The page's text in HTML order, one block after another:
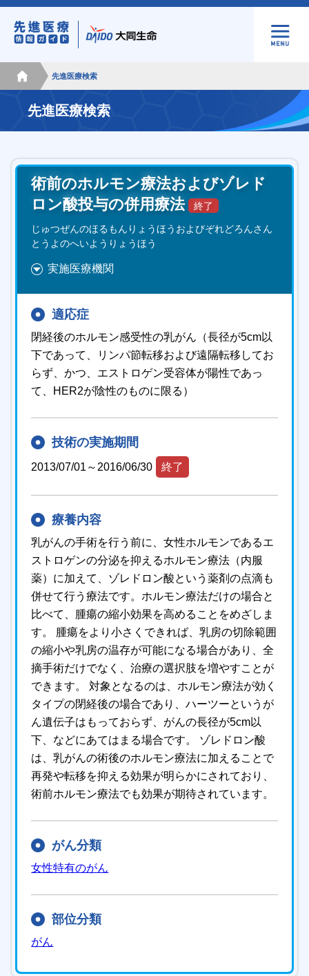
先進医療検索
先進医療検索
術前のホルモン療法およびゾレド
ロン酸投与の併用療法
じゅつぜんのほるもんりょうほうおよびぞれどろんさん
とうよのへいようりょうほう
実施医療機関
適応症
閉経後のホルモン感受性の乳がん（長径が5cm以
下であって、リンパ節転移および遠隔転移してお
らず、かつ、エストロゲン受容体が陽性であっ
て、HER2が陰性のものに限る）
技術の実施期間
2013/07/01～2016/06/30 終了
療養内容
乳がんの手術を行う前に、女性ホルモンであるエ
ストロゲンの分泌を抑えるホルモン療法（内服
薬）に加えて、ゾレドロン酸という薬剤の点滴も
併せて行う療法です。ホルモン療法だけの場合と
比べて、腫瘍の縮小効果を高めることをめざしま
す。 腫瘍をより小さくできれば、乳房の切除範囲
の縮小や乳房の温存が可能になる場合があり、全
摘手術だけでなく、治療の選択肢を増やすことが
できます。 対象となるのは、ホルモン療法が効く
タイプの閉経後の場合であり、ハーツーというが
ん遺伝子はもっておらず、がんの長径が5cm以
下、などにあてはまる場合です。 ゾレドロン酸
は、乳がんの術後のホルモン療法に加えることで
再発や転移を抑える効果が明らかにされており、
術前ホルモン療法でも効果が期待されています。
がん分類
女性特有のがん
部位分類
がん